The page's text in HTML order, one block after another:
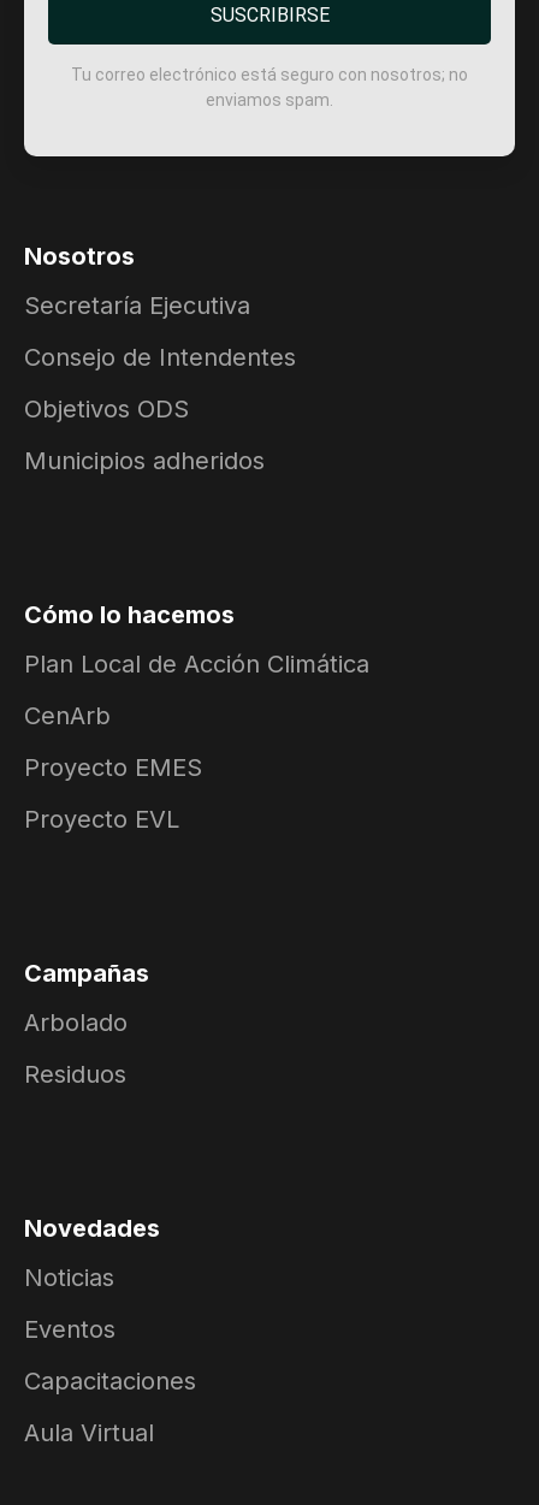
SUSCRIBIRSE
Tu correo electrónico está seguro con nosotros; no
enviamos spam.
Nosotros
Secretaría Ejecutiva
Consejo de Intendentes
Objetivos ODS
Municipios adheridos
Cómo lo hacemos
Plan Local de Acción Climática
CenArb
Proyecto EMES
Proyecto EVL
Campañas
Arbolado
Residuos
Novedades
Noticias
Eventos
Capacitaciones
Aula Virtual